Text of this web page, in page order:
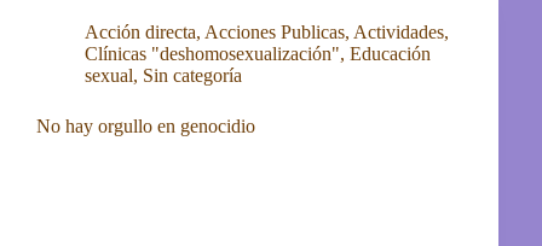
Acción directa, Acciones Publicas, Actividades,
Clínicas "deshomosexualización", Educación
sexual, Sin categoría
No hay orgullo en genocidio